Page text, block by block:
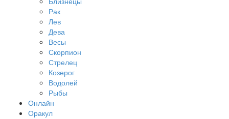
Рак
Лев
Дева
Весы
Скорпион
Стрелец
Козерог
Водолей
Рыбы
Онлайн
Оракул